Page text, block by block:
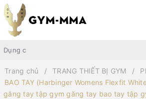
Trang chủ TRANG THIẾT BỊ GYM
BAO TAY (Harbinger Womens Flexfit
găng tay tập gym găng tay bao tay tập